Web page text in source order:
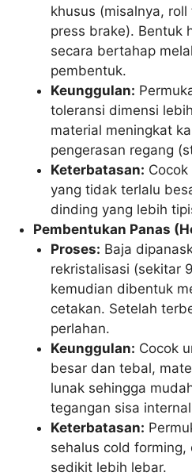
khusus (misalnya,
press brake). Bentuk
secara bertahap
pembentuk.
Keunggulan:
toleransi dimensi
material meningkat
pengerasan regang
Keterbatasan:
yang tidak terlalu
dinding yang lebih
Pembentukan Panas
Proses: Baja
rekristalisasi (sekitar
kemudian dibentuk
cetakan. Setelah
perlahan.
Keunggulan: Cocok
besar dan tebal,
lunak sehingga
tegangan sisa
Keterbatasan:
sehalus cold
sedikit lebih lebar.